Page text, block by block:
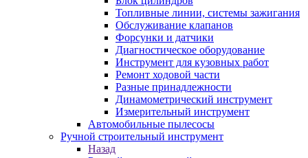
Топливные линии, системы зажигания
Обслуживание клапанов
Форсунки и датчики
Диагностическое оборудование
Инструмент для кузовных работ
Ремонт ходовой части
Разные принадлежности
Динамометрический инструмент
Измерительный инструмент
Автомобильные пылесосы
Ручной строительный инструмент
Назад